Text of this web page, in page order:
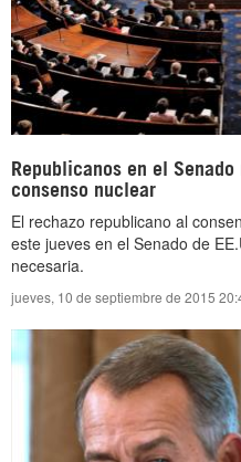
Republicanos en el
consenso nuclear
El rechazo republicano al
este jueves en el Senado de
necesaria.
jueves, 10 de septiembre de 2015